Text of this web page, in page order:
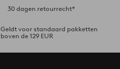
30 dagen retourrecht*
Geldt voor standaard pakketten
boven de 129 EUR